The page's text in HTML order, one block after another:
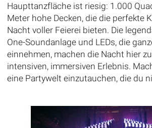
Haupttanzfläche ist riesig: 1.000
Meter hohe Decken, die die perfekte
Nacht voller Feierei bieten. Die
One-Soundanlage und LEDs, die
einnehmen, machen die Nacht hier
intensiven, immersiven Erlebnis.
eine Partywelt einzutauchen, die du